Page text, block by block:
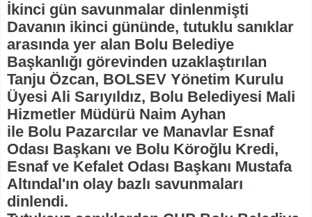
İkinci gün savunmalar dinlenmişti
Davanın ikinci gününde, tutuklu sanıklar
arasında yer alan Bolu Belediye
Başkanlığı görevinden uzaklaştırılan
Tanju Özcan, BOLSEV Yönetim Kurulu
Üyesi Ali Sarıyıldız, Bolu Belediyesi Mali
Hizmetler Müdürü Naim Ayhan
ile Bolu Pazarcılar ve Manavlar Esnaf
Odası Başkanı ve Bolu Köroğlu Kredi,
Esnaf ve Kefalet Odası Başkanı Mustafa
Altındal'ın olay bazlı savunmaları
dinlendi.